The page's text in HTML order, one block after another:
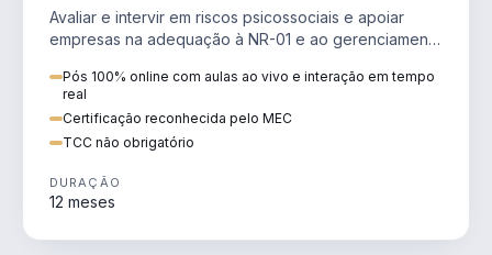
Avaliar e intervir em riscos psicossociais e apoiar
empresas na adequação à NR-01 e ao gerenciamento
Pós 100% online com aulas ao vivo e interação em tempo
real
Certificação reconhecida pelo MEC
TCC não obrigatório
DURAÇÃO
12 meses